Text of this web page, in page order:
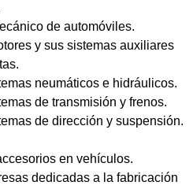
de automóviles.
y sus sistemas auxiliares
neumáticos e hidráulicos.
de transmisión y frenos.
de dirección y suspensión.
en vehículos.
dedicadas a la fabricación